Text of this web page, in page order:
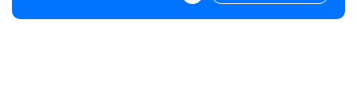
mãos dele começaram a ganhar vida
para cumprir o sonho de se tornar